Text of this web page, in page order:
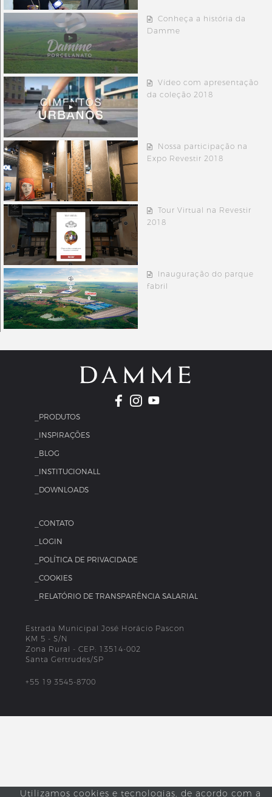
Conheça a história da
Damme
Vídeo com apresentação
da coleção 2018
Nossa participação na
Expo Revestir 2018
Tour Virtual na Revestir
2018
Inauguração do parque
fabril
_PRODUTOS
_INSPIRAÇÕES
_BLOG
_INSTITUCIONALL
_DOWNLOADS
_CONTATO
_LOGIN
_POLÍTICA DE PRIVACIDADE
_COOKIES
_RELATÓRIO DE TRANSPARÊNCIA SALARIAL
Estrada Municipal José Horácio Pascon
KM 5 - S/N
Zona Rural - CEP: 13514-002
Santa Gertrudes/SP
+55 19 3545-8700
Utilizamos cookies e tecnologias, de acordo com a